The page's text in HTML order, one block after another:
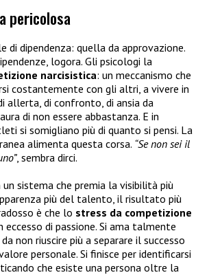
pericolosa
di dipendenza: quella da approvazione.
logora. Gli psicologi la
narcisistica: un meccanismo che
costantemente con gli altri, a vivere in
allerta, di confronto, di ansia da
di non essere abbastanza. E in
si somigliano più di quanto si pensi. La
alimenta questa corsa. “Se non sei il
, sembra dirci.
sistema che premia la visibilità più
più del talento, il risultato più
è che lo stress da competizione
eccesso di passione. Si ama talmente
non riuscire più a separare il successo
personale. Si finisce per identificarsi
che esiste una persona oltre la